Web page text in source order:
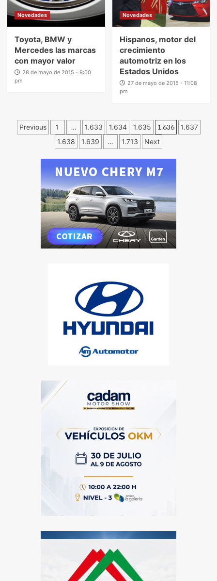
Novedades
Toyota, BMW y
Mercedes las marcas
con mayor valor
28 de mayo de 2015 - 9:00
pm
Novedades
Hispanos, motor del
crecimiento
automotriz en los
Estados Unidos
27 de mayo de 2015 - 11:08
pm
Previous 1 … 1.633 1.634 1.635 1.636
1.637
1.638
1.639 … 1.713 Next